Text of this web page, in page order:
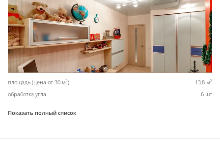
площадь (цена от 30 м2) 13,8 м2
обработка угла 6 шт
Показать полный список